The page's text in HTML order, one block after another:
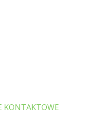
KONTAKTOWE